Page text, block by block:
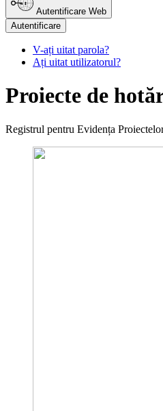
Autentificare Web
Autentificare
V-ați uitat parola?
Ați uitat utilizatorul?
Proiecte de
Registrul pentru Evidența